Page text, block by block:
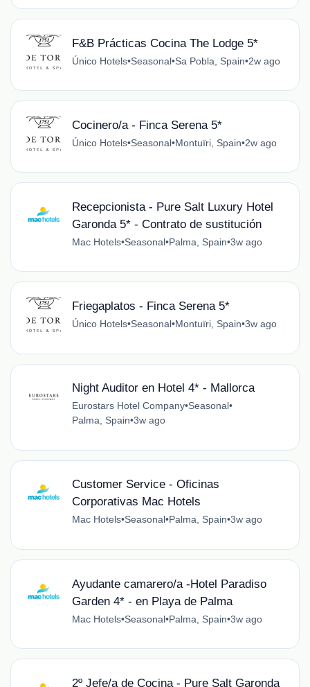
F&B Prácticas Cocina The Lodge 5*
Único Hotels•Seasonal•Sa Pobla, Spain•2w ago
Cocinero/a - Finca Serena 5*
Único Hotels•Seasonal•Montuïri, Spain•2w ago
Recepcionista - Pure Salt Luxury Hotel
Garonda 5* - Contrato de sustitución
Mac Hotels•Seasonal•Palma, Spain•3w ago
Friegaplatos - Finca Serena 5*
Único Hotels•Seasonal•Montuïri, Spain•3w ago
Night Auditor en Hotel 4* - Mallorca
Eurostars Hotel Company•Seasonal•
Palma, Spain•3w ago
Customer Service - Oficinas
Corporativas Mac Hotels
Mac Hotels•Seasonal•Palma, Spain•3w ago
Ayudante camarero/a -Hotel Paradiso
Garden 4* - en Playa de Palma
Mac Hotels•Seasonal•Palma, Spain•3w ago
2º Jefe/a de Cocina - Pure Salt Garonda